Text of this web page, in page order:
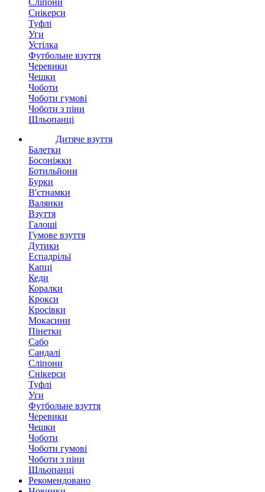
Сліпони
Снікерси
Туфлі
Уги
Устілка
Футбольне взуття
Черевики
Чешки
Чоботи
Чоботи гумові
Чоботи з піни
Шльопанці
Дитяче взуття
Балетки
Босоніжки
Ботильйони
Бурки
В'єтнамки
Валянки
Взуття
Галоші
Гумове взуття
Дутики
Еспадрільї
Капці
Кеди
Коралки
Крокси
Кросівки
Мокасини
Пінетки
Сабо
Сандалі
Сліпони
Снікерси
Туфлі
Уги
Футбольне взуття
Черевики
Чешки
Чоботи
Чоботи гумові
Чоботи з піни
Шльопанці
Рекомендовано